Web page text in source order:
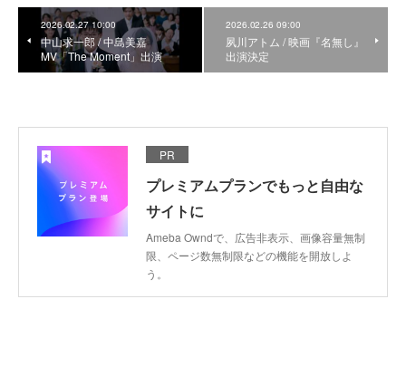
2026.02.27 10:00
中山求一郎 / 中島美嘉
MV「The Moment」出演
2026.02.26 09:00
夙川アトム / 映画『名無し』
出演決定
PR
プレミアムプランでもっと自由な
サイトに
Ameba Owndで、広告非表示、画像容量無制
限、ページ数無制限などの機能を開放しよ
う。